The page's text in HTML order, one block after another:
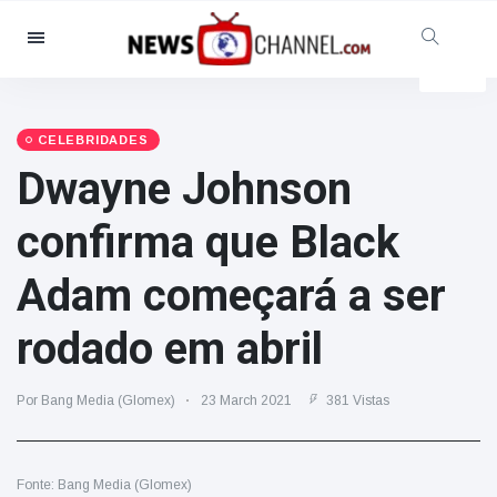
Categorias
Social & Diversão
Cinema & TV
(81)
Celebridades
(13938)
Moda e Beleza
(122)
(5997)
Comida e bebida
(79)
Jogos
(160)
CELEBRIDADES
Dwayne Johnson
confirma que Black
Adam começará a ser
rodado em abril
Por Bang Media (Glomex) 23 March 2021 381 Vistas
Fonte: Bang Media (Glomex)